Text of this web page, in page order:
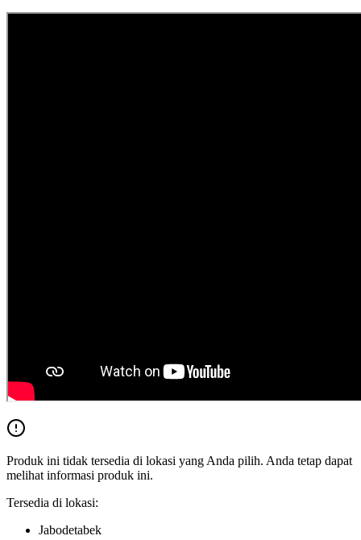
Produk ini tidak tersedia di lokasi yang Anda pilih. Anda tetap dapat
melihat informasi produk ini.
Tersedia di lokasi:
Jabodetabek